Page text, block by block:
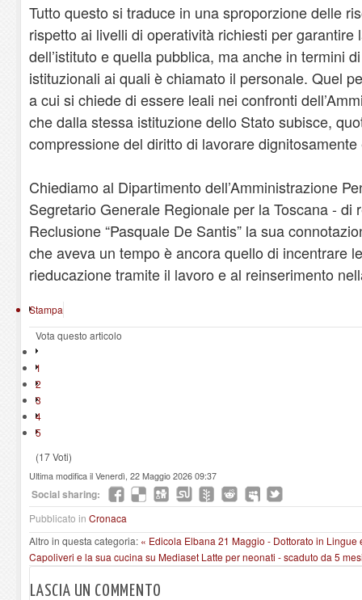
Tutto questo si traduce in una sproporzione delle
rispetto ai livelli di operatività richiesti per garantire
dell’istituto e quella pubblica, ma anche in termini
istituzionali ai quali è chiamato il personale. Quel
a cui si chiede di essere leali nei confronti
che dalla stessa istituzione dello Stato subisce,
compressione del diritto di lavorare
Chiediamo al Dipartimento dell’Amministrazione
Segretario Generale Regionale per la Toscana - di
Reclusione “Pasquale De Santis” la sua
che aveva un tempo è ancora quello di incentrare
rieducazione tramite il lavoro e al reinserimento
Stampa
Vota questo articolo
1
2
3
4
5
(17 Voti)
Ultima modifica il Venerdì, 22 Maggio 2026 09:37
Social sharing:
Pubblicato in Cronaca
Altro in questa categoria: « Edicola Elbana 21 Maggio - Dottorato in
Capoliveri e la sua cucina su Mediaset Latte per neonati - scaduto da 5
LASCIA UN COMMENTO